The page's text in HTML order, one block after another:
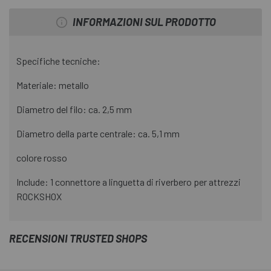
INFORMAZIONI SUL PRODOTTO
Specifiche tecniche:
Materiale: metallo
Diametro del filo: ca. 2,5 mm
Diametro della parte centrale: ca. 5,1 mm
colore rosso
Include: 1 connettore a linguetta di riverbero per attrezzi
ROCKSHOX
RECENSIONI TRUSTED SHOPS